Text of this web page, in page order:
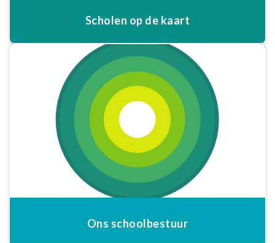
Scholen op de kaart
Ons schoolbestuur